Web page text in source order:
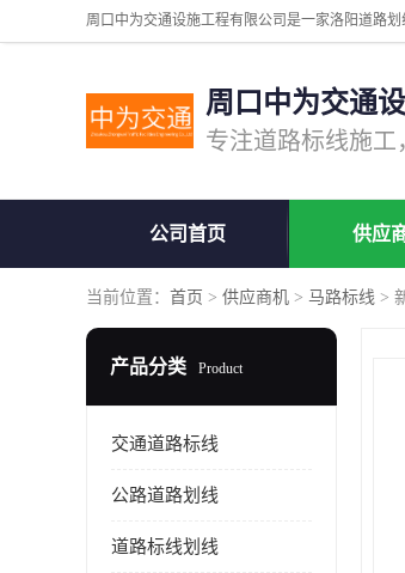
周口中为交通
公司首页 供应
当前位置： 首页 > 供应商机 > 马路标线 >
产品分类 Product
交通道路标线
公路道路划线
道路标线划线